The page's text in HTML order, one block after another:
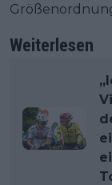
Weiterlesen